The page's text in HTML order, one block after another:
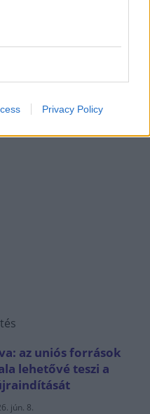
Privacy Policy
az uniós források
lehetővé teszi a
jún. 8.